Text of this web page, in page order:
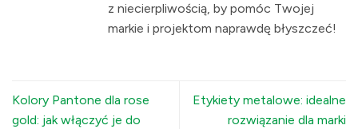
z niecierpliwością, by pomóc Twojej
markie i projektom naprawdę błyszczeć!
Kolory Pantone dla rose
gold: jak włączyć je do
Etykiety metalowe: idealne
rozwiązanie dla marki